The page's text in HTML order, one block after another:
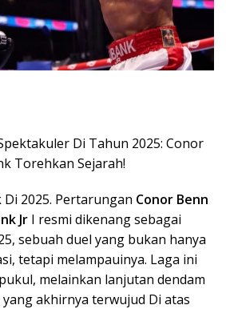
Di Tahun 2025: Conor
Torehkan Sejarah!
2025. Pertarungan Conor Benn
Jr I resmi dikenang sebagai
sebuah duel yang bukan hanya
tetapi melampauinya. Laga ini
melainkan lanjutan dendam
akhirnya terwujud Di atas